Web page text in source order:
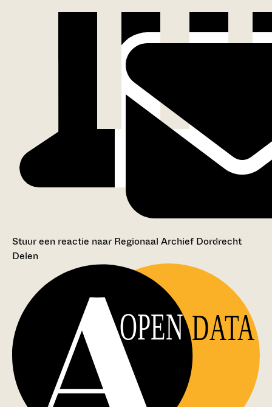
Stuur een reactie naar Regionaal Archief Dordrecht
Delen
OPEN DATA